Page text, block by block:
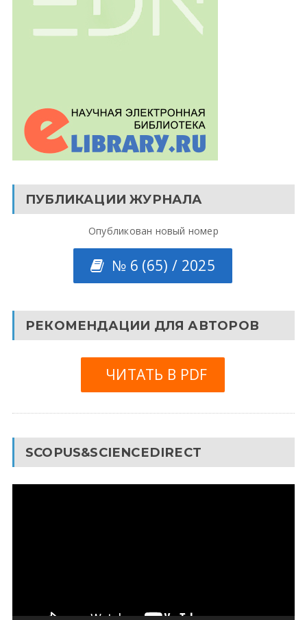
ПУБЛИКАЦИИ ЖУРНАЛА
Опубликован новый номер
№ 6 (65) / 2025
РЕКОМЕНДАЦИИ ДЛЯ АВТОРОВ
ЧИТАТЬ В PDF
SCOPUS&SCIENCEDIRECT